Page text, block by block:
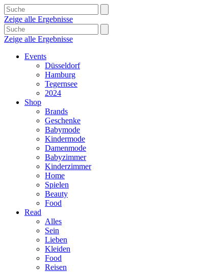
Zeige alle Ergebnisse
Zeige alle Ergebnisse
Events
Düsseldorf
Hamburg
Tegernsee
2024
Shop
Brands
Geschenke
Babymode
Kindermode
Damenmode
Babyzimmer
Kinderzimmer
Home
Spielen
Beauty
Food
Read
Alles
Sein
Lieben
Kleiden
Food
Reisen